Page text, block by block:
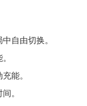
自由切换。
能。
。